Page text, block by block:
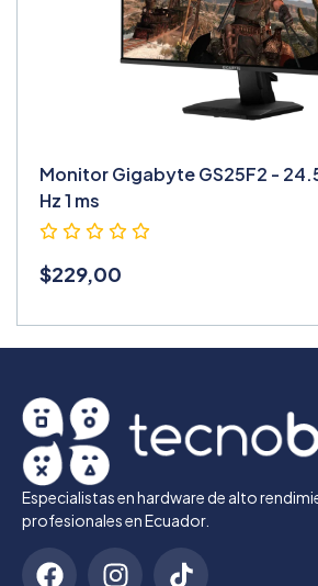
Monitor Gigabyte GS25F2 -
Hz 1 ms
$229,00
Especialistas en hardware de alto
profesionales en Ecuador.